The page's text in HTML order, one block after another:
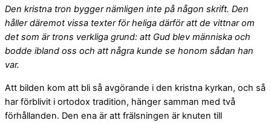
Den kristna tron bygger nämligen inte på någon skrift. Den
håller däremot vissa texter för heliga därför att de vittnar om
det som är trons verkliga grund: att Gud blev människa och
bodde ibland oss och att några kunde se honom sådan han
var.
Att bilden kom att bli så avgörande i den kristna kyrkan, och så
har förblivit i ortodox tradition, hänger samman med två
förhållanden. Den ena är att frälsningen är knuten till